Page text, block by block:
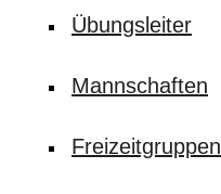
Übungsleiter
Mannschaften
Freizeitgruppen